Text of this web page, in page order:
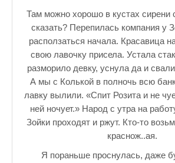
Там можно хорошо в кустах сирени
сказать? Перепилась компания у
расползаться начала. Красавица
свою лавочку присела. Устала
разморило девку, уснула да и
А мы с Колькой в полночь всю
лавку вылили. «Спит Розита и не
ней ночует.» Народ с утра на
Зойки проходят и ржут. Кто-то
краснож..ая.
Я пораньше проснулась, даже